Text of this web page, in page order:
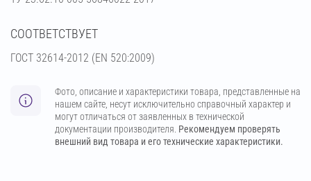
СООТВЕТСТВУЕТ
ГОСТ 32614-2012 (EN 520:2009)
Фото, описание и характеристики товара, представленные на
нашем сайте, несут исключительно справочный характер и
могут отличаться от заявленных в технической
документации производителя. Рекомендуем проверять
внешний вид товара и его технические характеристики.